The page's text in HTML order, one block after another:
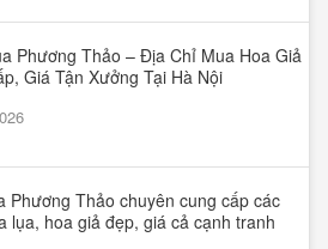
Phương Thảo – Địa Chỉ Mua Hoa Giả
Giá Tận Xưởng Tại Hà Nội
Phương Thảo chuyên cung cấp các
lụa, hoa giả đẹp, giá cả cạnh tranh